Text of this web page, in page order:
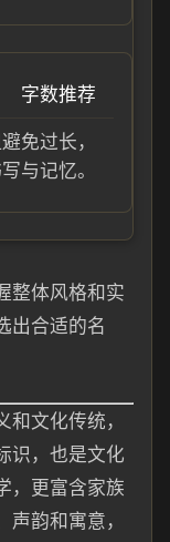
字数推荐
免过长，
与记忆。
整体风格和实
出合适的名
文化传统，
识，也是文化
，更富含家族
韵和寓意，